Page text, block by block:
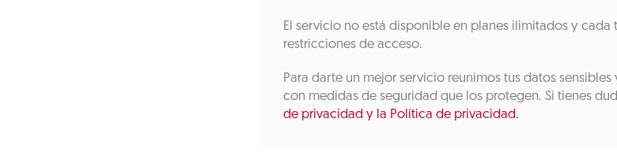
El servicio no está disponible en planes ilimitados y cada
restricciones de acceso.
Para darte un mejor servicio reunimos tus datos
con medidas de seguridad que los protegen. Si tienes
de privacidad y la Política de privacidad.